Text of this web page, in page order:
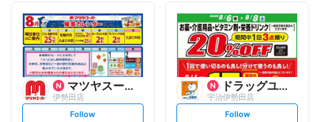
l
o
w
l
o
w
マツヤスーパー
伊勢田店
s
Follow
ドラッグユタカ
宇治伊勢田店
s
Follow